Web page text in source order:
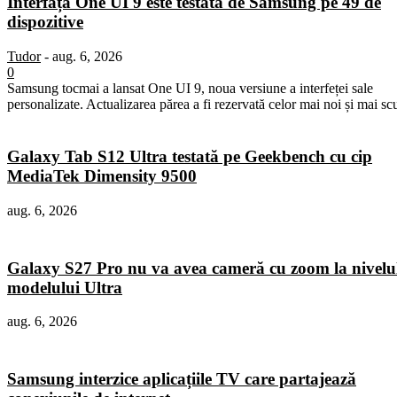
dispozitive
Tudor - aug. 6, 2026
0
Samsung tocmai a lansat One UI 9, noua versiune a interfeței sale
personalizate. Actualizarea părea a fi rezervată celor mai noi și mai
Galaxy Tab S12 Ultra testată pe Geekbench cu cip
MediaTek Dimensity 9500
aug. 6, 2026
Galaxy S27 Pro nu va avea cameră cu zoom la
modelului Ultra
aug. 6, 2026
Samsung interzice aplicațiile TV care partajează